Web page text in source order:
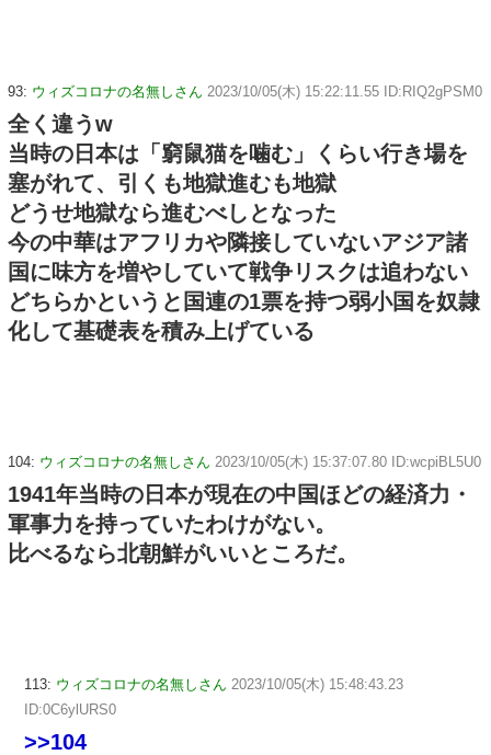
93: ウィズコロナの名無しさん 2023/10/05(木) 15:22:11.55 ID:RIQ2gPSM0
全く違うw
当時の日本は「窮鼠猫を噛む」くらい行き場を
塞がれて、引くも地獄進むも地獄
どうせ地獄なら進むべしとなった
今の中華はアフリカや隣接していないアジア諸
国に味方を増やしていて戦争リスクは追わない
どちらかというと国連の1票を持つ弱小国を奴隷
化して基礎表を積み上げている
104: ウィズコロナの名無しさん 2023/10/05(木) 15:37:07.80 ID:wcpiBL5U0
1941年当時の日本が現在の中国ほどの経済力・
軍事力を持っていたわけがない。
比べるなら北朝鮮がいいところだ。
113: ウィズコロナの名無しさん 2023/10/05(木) 15:48:43.23
ID:0C6ylURS0
>>104